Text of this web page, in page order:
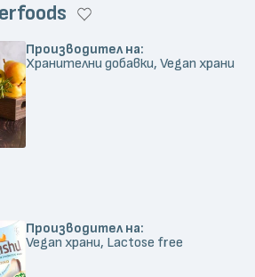
Производител на:
Хранителни добавки, Vegan храни
Производител на:
Vegan храни, Lactose free